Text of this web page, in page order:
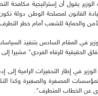
يقول أن إستراتيجية مكافحة
القانون لمصلحة الوطن دولة
والحماية للشعب أمام خطر
في المقام السادس بتنفيذ
الحقيقية للرفاه الفردي" مشيرا إلى أن الأمر يتعلق "بما
في إطار التحفيزات الرامية
المصغرة والصغيرة وكذا
عن الخطاب المتطرف".